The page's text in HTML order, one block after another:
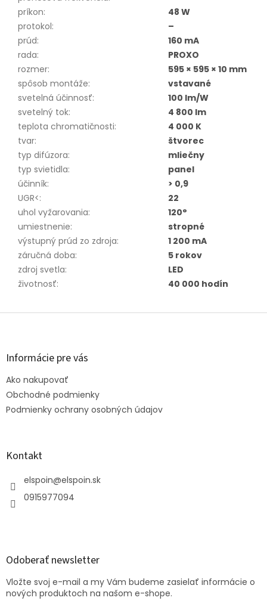
príkon:
48 W
protokol:
–
prúd:
160 mA
rada:
PROXO
rozmer:
595 × 595 × 10 mm
spôsob montáže:
vstavané
svetelná účinnosť:
100 lm/W
svetelný tok:
4 800 lm
teplota chromatičnosti:
4 000 K
tvar:
štvorec
typ difúzora:
mliečny
typ svietidla:
panel
účinník:
> 0,9
UGR<:
22
uhol vyžarovania:
120°
umiestnenie:
stropné
výstupný prúd zo zdroja:
1 200 mA
záručná doba:
5 rokov
zdroj svetla:
LED
životnosť: 40 000 hodín
Z
Informácie pre vás
Ako nakupovať
Obchodné podmienky
Podmienky ochrany osobných údajov
Kontakt
elspoin@elspoin.sk
0915977094
Odoberať newsletter
Vložte svoj e-mail a my Vám budeme zasielať informácie o
nových produktoch na našom e-shope.